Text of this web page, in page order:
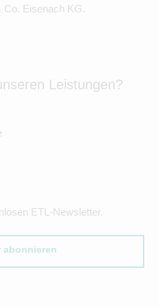
Co. Eisenach KG.
Leistungen?
ETL-Newsletter.
abonnieren